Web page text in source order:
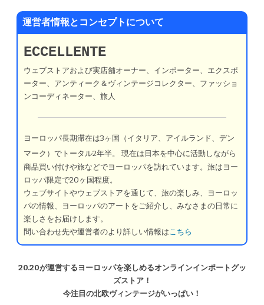
運営者情報とコンセプトについて
ECCELLENTE
ウェブストアおよび実店舗オーナー、インポーター、エクスポ
ーター、アンティーク＆ヴィンテージコレクター、ファッショ
ンコーディネーター、旅人
ヨーロッパ長期滞在は3ヶ国（イタリア、アイルランド、デン
マーク）でトータル2年半。
現在は日本を中心に活動しながら
商品買い付けや旅などでヨーロッパを訪れています。旅はヨー
ロッパ限定で20ヶ国程度。
ウェブサイトやウェブストアを通じて、旅の楽しみ、ヨーロッ
パの情報、ヨーロッパのアートをご紹介し、みなさまの日常に
楽しさをお届けします。
問い合わせ先や運営者のより詳しい情報はこちら
20.20が運営するヨーロッパを楽しめるオンラインインポートグッ
ズストア！
今注目の北欧ヴィンテージがいっぱい！